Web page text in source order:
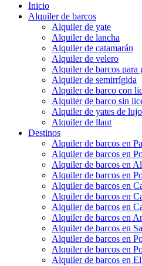
Inicio
Alquiler de barcos
Alquiler de yate
Alquiler de lancha
Alquiler de catamarán
Alquiler de velero
Alquiler de barcos para
Alquiler de semirrígida
Alquiler de barco con
Alquiler de barco sin
Alquiler de yates de lujo
Alquiler de llaut
Destinos
Alquiler de barcos en
Alquiler de barcos en
Alquiler de barcos en
Alquiler de barcos en
Alquiler de barcos en
Alquiler de barcos en
Alquiler de barcos en
Alquiler de barcos en
Alquiler de barcos en
Alquiler de barcos en
Alquiler de barcos en
Alquiler de barcos en